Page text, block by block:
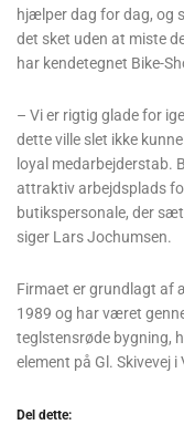
hjælper dag for dag, og
det sket uden at miste
har kendetegnet Bike-
– Vi er rigtig glade for
dette ville slet ikke
loyal medarbejderstab.
attraktiv arbejdsplads
butikspersonale, der
siger Lars Jochumsen.
Firmaet er grundlagt af
1989 og har været
teglstensrøde bygning,
element på Gl. Skivevej i
Del dette: